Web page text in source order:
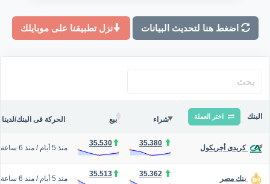
اضغط هنا لتحديث البيانات نزل تطبيقنا على موبايلك
البنك اختر العملة شراء بيع الحركة فى البنك/لدينا
كريدى أجريكول
35.380
35.530
منذ 5 أيام / منذ 6 ساعة
بنك مصر
35.362
35.513
منذ 5 أيام / منذ 6 ساعة